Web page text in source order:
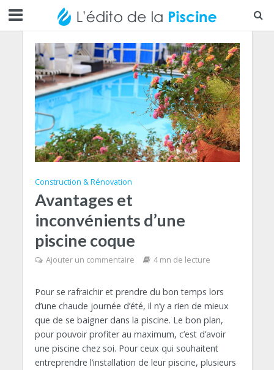
Construction & Rénovation
Avantages et
inconvénients d’une
piscine coque
Ajouter un commentaire 4 mn de lecture
Pour se rafraichir et prendre du bon temps lors
d’une chaude journée d’été, il n’y a rien de mieux
que de se baigner dans la piscine. Le bon plan,
pour pouvoir profiter au maximum, c’est d’avoir
une piscine chez soi. Pour ceux qui souhaitent
entreprendre l’installation de leur piscine, plusieurs